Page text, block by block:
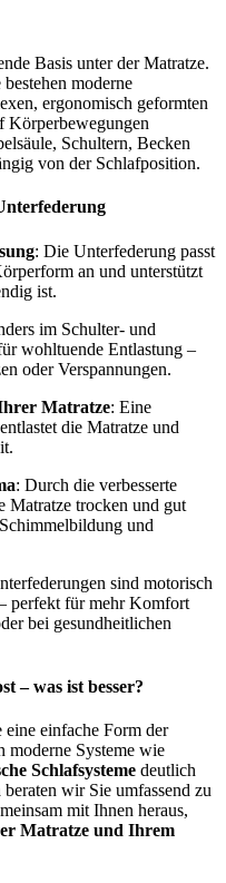
Basis unter der Matratze.
moderne
ergonomisch geformten
Körperbewegungen
Schultern, Becken
von der Schlafposition.
: Die Unterfederung passt
an und unterstützt
ist.
im Schulter- und
wohltuende Entlastung –
oder Verspannungen.
Matratze: Eine
die Matratze und
: Durch die verbesserte
trocken und gut
und
sind motorisch
perfekt für mehr Komfort
bei gesundheitlichen
– was ist besser?
eine einfache Form der
moderne Systeme wie
Schlafsysteme deutlich
wir Sie umfassend zu
mit Ihnen heraus,
Matratze und Ihrem